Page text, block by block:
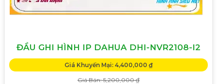
ĐẦU GHI HÌNH IP DAHUA DHI-NVR2108-I2
Giá Khuyến Mại: 4,400,000 ₫
Giá Bán: 5,200,000 ₫